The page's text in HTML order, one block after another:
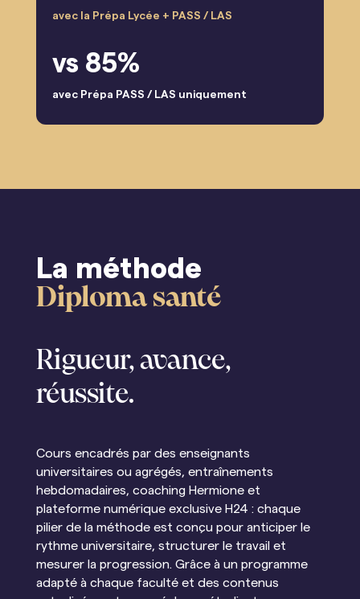
avec la Prépa Lycée + PASS / LAS
vs 85%
avec Prépa PASS / LAS uniquement
La méthode
Diploma santé
Rigueur, avance,
réussite.
Cours encadrés par des enseignants
universitaires ou agrégés, entraînements
hebdomadaires, coaching Hermione et
plateforme numérique exclusive H24 : chaque
pilier de la méthode est conçu pour anticiper le
rythme universitaire, structurer le travail et
mesurer la progression. Grâce à un programme
adapté à chaque faculté et des contenus